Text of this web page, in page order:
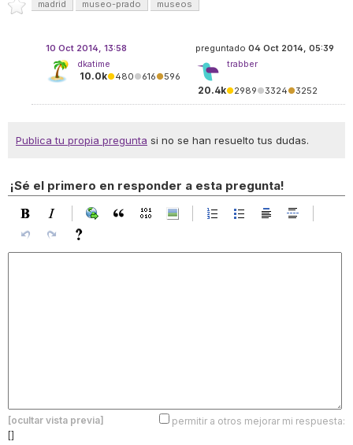
madrid museo-prado museos
preguntado 04 Oct 2014, 05:39
trabber
20.4k●2989●3324●3252
10 Oct 2014, 13:58
dkatime
10.0k●480●616●596
Publica tu propia pregunta si no se han resuelto tus dudas.
¡Sé el primero en responder a esta pregunta!
[ocultar vista previa]
permitir a otros mejorar mi respuesta:
[]